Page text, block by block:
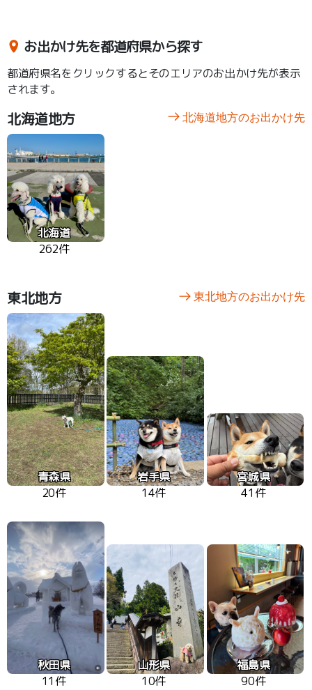
お出かけ先を都道府県から探す
都道府県名をクリックするとそのエリアのお出かけ先が表示
されます。
北海道地方 北海道地方のお出かけ先
北海道
262件
東北地方 東北地方のお出かけ先
青森県
20件
岩手県
14件
宮城県
41件
秋田県
11件
山形県
10件
福島県
90件